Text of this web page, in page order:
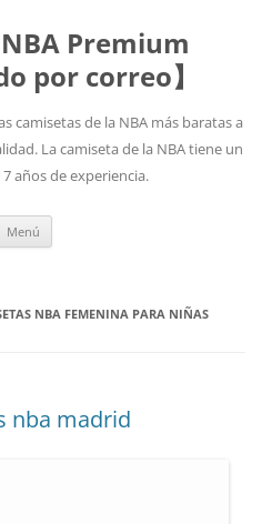
Premium
por correo】
camisetas de la NBA más baratas a
La camiseta de la NBA tiene un
años de experiencia.
Menú
NBA FEMENINA PARA NIÑAS
nba madrid